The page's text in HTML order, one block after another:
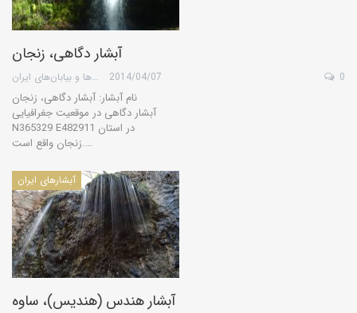
آبشار دگاهی، زنجان
گروه کویرها و بیابان‌های ایران 2014/04/07 0
نام آبشار: آبشار دگاهی، زنجان
آبشار دگاهی در موقعیت جغرافیایی
N365329 E482911 در استان
زنجان واقع است.…
آبشارهای ایران
آبشار هندس (هندیس)، ساوه